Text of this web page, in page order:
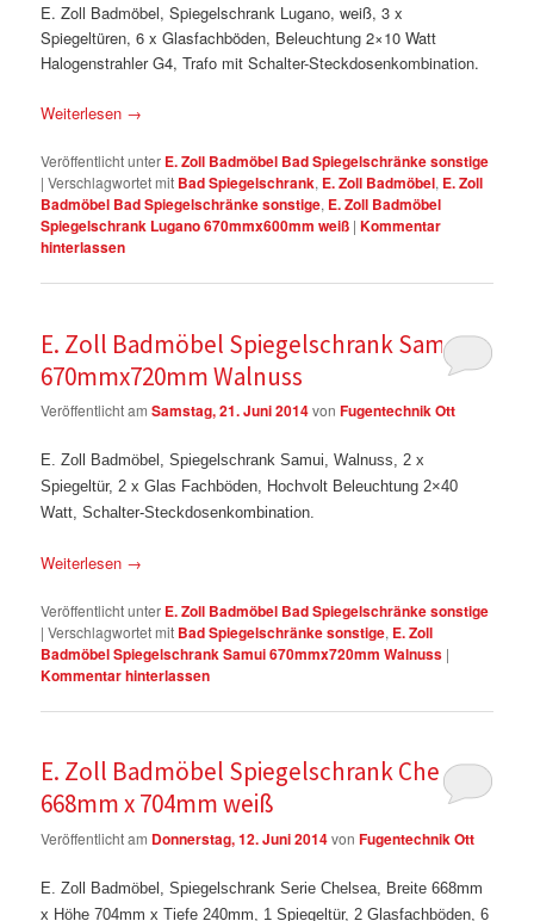
E. Zoll Badmöbel, Spiegelschrank Lugano, weiß, 3 x
Spiegeltüren, 6 x Glasfachböden, Beleuchtung 2×10 Watt
Halogenstrahler G4, Trafo mit Schalter-Steckdosenkombination.
Weiterlesen →
Veröffentlicht unter E. Zoll Badmöbel Bad Spiegelschränke sonstige
|Verschlagwortet mit Bad Spiegelschrank, E. Zoll Badmöbel, E. Zoll
Badmöbel Bad Spiegelschränke sonstige, E. Zoll Badmöbel
Spiegelschrank Lugano 670mmx600mm weiß |Kommentar
hinterlassen
E. Zoll Badmöbel Spiegelschrank Samui
670mmx720mm Walnuss
Veröffentlicht amSamstag, 21. Juni 2014vonFugentechnik Ott
E. Zoll Badmöbel,Spiegelschrank Samui, Walnuss, 2 x
Spiegeltür, 2 x Glas Fachböden, Hochvolt Beleuchtung 2×40
Watt, Schalter-Steckdosenkombination
Weiterlesen →
Veröffentlicht unter E. Zoll Badmöbel Bad Spiegelschränke sonstige
|Verschlagwortet mit Bad Spiegelschränke sonstige, E. Zoll
Badmöbel Spiegelschrank Samui 670mmx720mm Walnuss |
Kommentar hinterlassen
E. Zoll Badmöbel Spiegelschrank Chelsea
668mm x 704mm weiß
Veröffentlicht am Donnerstag, 12. Juni 2014vonFugentechnik Ott
E. Zoll Badmöbel,Spiegelschrank Serie Chelsea,
Breite 668mm
x Höhe 704mmx Tiefe 240mm, 1 Spiegeltür, 2 Glasfachböden, 6